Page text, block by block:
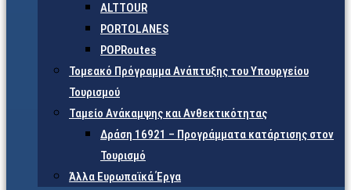
ALTTOUR
PORTOLANES
POPRoutes
Τομεακό Πρόγραμμα Ανάπτυξης του Υπουργείου
Τουρισμού
Ταμείο Ανάκαμψης και Ανθεκτικότητας
Δράση 16921 – Προγράμματα κατάρτισης στον
Τουρισμό
Άλλα Ευρωπαϊκά Έργα